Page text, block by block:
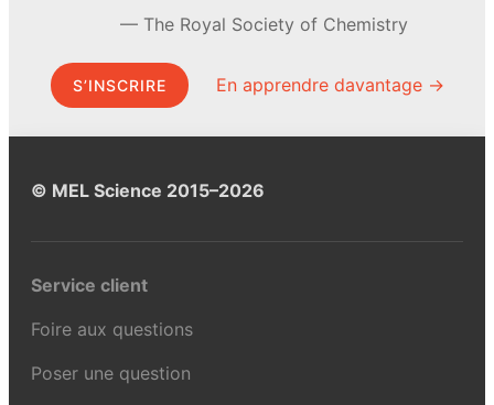
The Royal Society of Chemistry
S’INSCRIRE En apprendre davantage →
© MEL Science 2015–2026
Service client
Foire aux questions
Poser une question